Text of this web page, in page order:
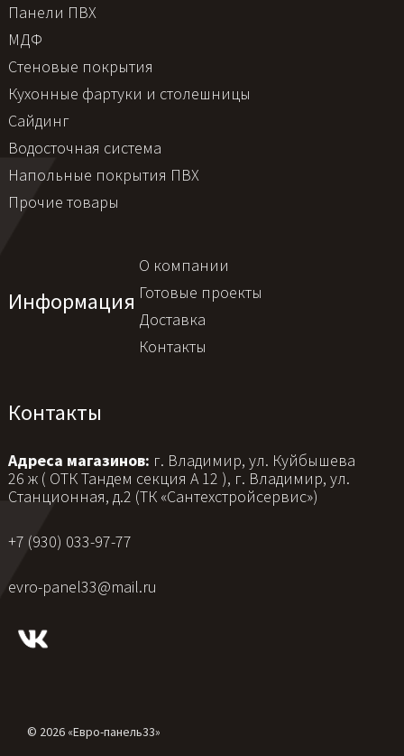
Панели ПВХ
МДФ
Стеновые покрытия
Кухонные фартуки и столешницы
Сайдинг
Водосточная система
Напольные покрытия ПВХ
Прочие товары
Информация
О компании
Готовые проекты
Доставка
Контакты
Контакты
Адреса магазинов: г. Владимир, ул. Куйбышева
26 ж ( ОТК Тандем секция А 12 ), г. Владимир, ул.
Станционная, д.2 (ТК «Сантехстройсервис»)
+7 (930) 033-97-77
evro-panel33@mail.ru
© 2026 «Евро-панель33»